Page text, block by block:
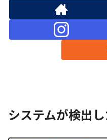
システムが検出